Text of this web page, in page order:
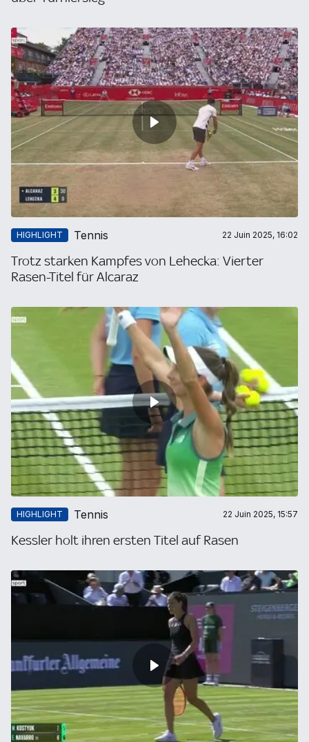
HIGHLIGHT Tennis 22 Juin 2025, 16:02
Trotz starken Kampfes von Lehecka: Vierter
Rasen-Titel für Alcaraz
HIGHLIGHT Tennis 22 Juin 2025, 15:57
Kessler holt ihren ersten Titel auf Rasen